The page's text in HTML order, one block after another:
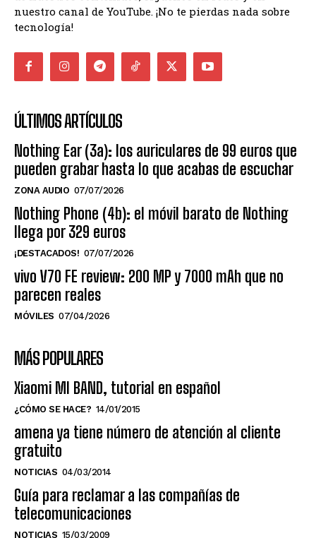
nuestro canal de YouTube. ¡No te pierdas nada sobre
tecnología!
ÚLTIMOS ARTÍCULOS
Nothing Ear (3a): los auriculares de 99 euros que
pueden grabar hasta lo que acabas de escuchar
ZONA AUDIO 07/07/2026
Nothing Phone (4b): el móvil barato de Nothing
llega por 329 euros
¡DESTACADOS! 07/07/2026
vivo V70 FE review: 200 MP y 7000 mAh que no
parecen reales
MÓVILES 07/04/2026
MÁS POPULARES
Xiaomi MI BAND, tutorial en español
¿CÓMO SE HACE? 14/01/2015
amena ya tiene número de atención al cliente
gratuito
NOTICIAS 04/03/2014
Guía para reclamar a las compañías de
telecomunicaciones
NOTICIAS 15/03/2009